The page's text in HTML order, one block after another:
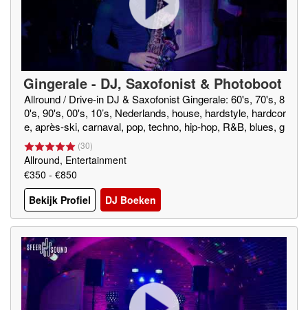
Gingerale - DJ, Saxofonist & Photoboot
h!
Allround / Drive-in DJ & Saxofonist Gingerale: 60's, 70's, 8
0's, 90's, 00's, 10’s, Nederlands, house, hardstyle, hardcor
e, après-ski, carnaval, pop, techno, hip-hop, R&B, blues, g
ospel, (smooth) jazz, rock, rock&roll, twist, foute muziek, t
op 40 etc.
(30)
Allround, Entertainment
€350 - €850
Bekijk Profiel
DJ Boeken